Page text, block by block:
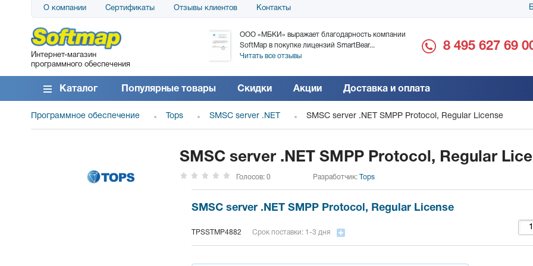
О компании Сертификаты Отзывы клиентов Контакты
Интернет-магазин
программного обеспечения
АО «АТС» благодарит компанию SoftMap за
поставку программного обеспечения SolarWinds
DameWare...
Читать все отзывы
ООО «МБКИ» выражает благодарность компании
SoftMap в покупке лицензий SmartBear...
Читать все отзывы
благодарность за
8 495 627 69
Каталог Популярные товары Скидки Акции Доставка и оплата
Программное обеспечение Tops SMSC server .NET SMSC server .NET SMPP Protocol, Regular License
SMSC server .NET SMPP Protocol, Regular
Голосов: 0 Разработчик: Tops
SMSC server .NET SMPP Protocol, Regular License
TPSSTMP4882 Срок поставки: 1-3 дня